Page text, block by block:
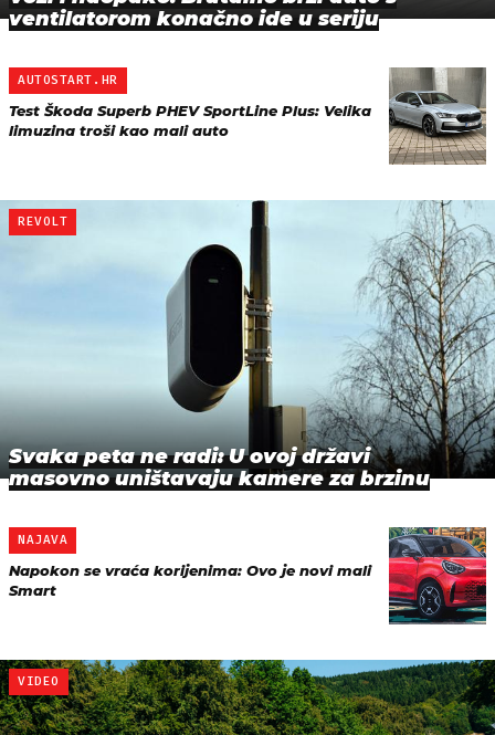
ventilatorom konačno ide u seriju
AUTOSTART.HR
Test Škoda Superb PHEV SportLine Plus: Velika
limuzina troši kao mali auto
REVOLT
Svaka peta ne radi: U ovoj državi
masovno uništavaju kamere za brzinu
NAJAVA
Napokon se vraća korijenima: Ovo je novi mali
Smart
VIDEO